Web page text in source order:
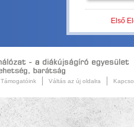
Első
Támogatóink Váltás az új oldalra